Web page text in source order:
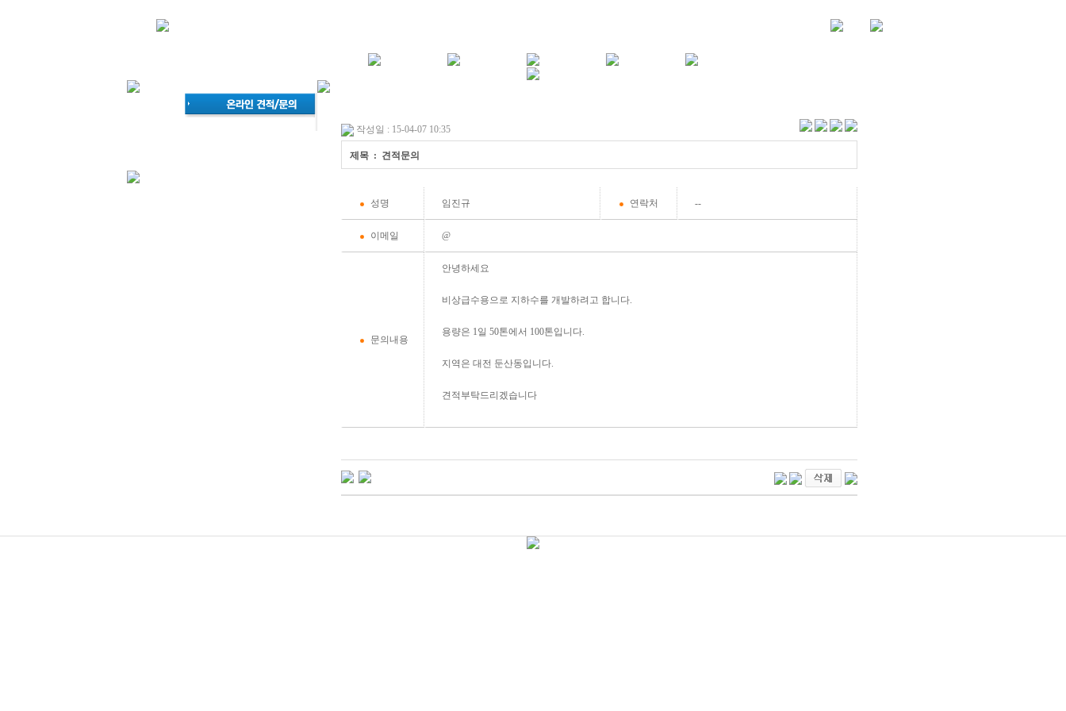
작성일 : 15-04-07 10:35
제목 : 견적문의
성명 임진규 연락처 --
이메일 @
문의내용
안녕하세요
비상급수용으로 지하수를 개발하려고 합니다.
용량은 1일 50톤에서 100톤입니다.
지역은 대전 둔산동입니다.
견적부탁드리겠습니다